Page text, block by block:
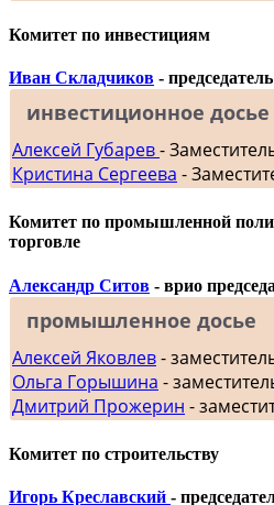
Комитет по инвестициям
Иван Складчиков -
инвестиционное досье
Алексей Губарев-
Кристина Сергеева -
Комитет по промышленной
торговле
Александр Ситов - врио
промышленное досье
Алексей Яковлев-
Ольга Горышина -
Дмитрий Прожерин -
Комитет по строительству
Игорь Креславский -